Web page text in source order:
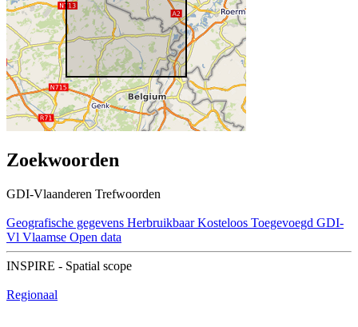
Zoekwoorden
GDI-Vlaanderen Trefwoorden
Geografische gegevens Herbruikbaar Kosteloos Toegevoegd GDI-
Vl Vlaamse Open data
INSPIRE - Spatial scope
Regionaal